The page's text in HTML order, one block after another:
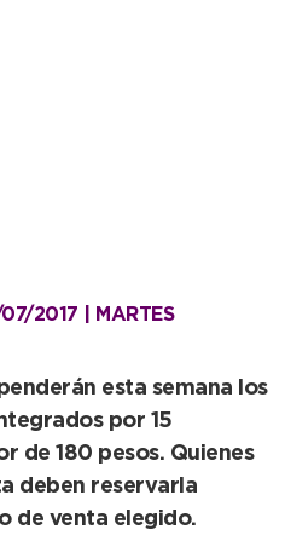
07/2017 | MARTES
esta semana los
por 15
de 180 pesos. Quienes
deben reservarla
de venta elegido.